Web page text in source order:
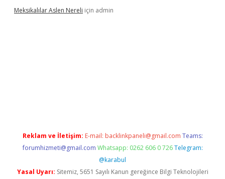
Meksikalılar Aslen Nereli için admin
Reklam ve İletişim: E-mail: backlinkpaneli@gmail.com Teams:
forumhizmeti@gmail.com Whatsapp: 0262 606 0 726 Telegram:
@karabul
Yasal Uyarı: Sitemiz, 5651 Sayılı Kanun gereğince Bilgi Teknolojileri